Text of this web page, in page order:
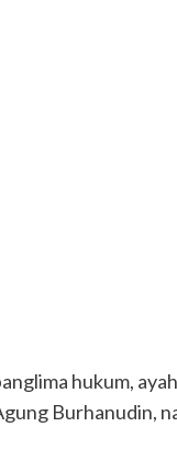
hukum,
Burhanudin,